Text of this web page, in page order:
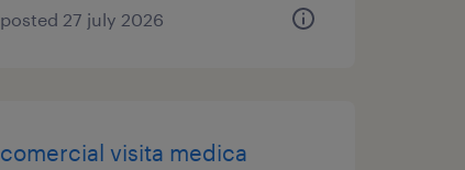
posted 27 july 2026
comercial visita medica